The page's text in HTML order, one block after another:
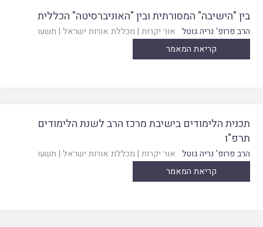
בין "הישיבה" המסורתית ובין "האוניברסיטה" הכללית
הרב פרופ' נריה גוטל אור יקרות | מכללת אורות ישראל | תשעו
קריאת המאמר
תכנית הלימודים בישיבת מרכז הרב לשנת הלימודים
תרפ"ו
הרב פרופ' נריה גוטל אור יקרות | מכללת אורות ישראל | תשעו
קריאת המאמר